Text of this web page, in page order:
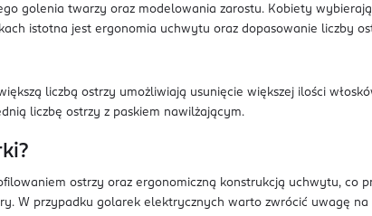
golenia twarzy oraz modelowania zarostu. Kobiety
istotna jest ergonomia uchwytu oraz dopasowanie liczby
liczbą ostrzy umożliwiają usunięcie większej ilości
liczbę ostrzy z paskiem nawilżającym.
ostrzy oraz ergonomiczną konstrukcją uchwytu, co
W przypadku golarek elektrycznych warto zwrócić uwagę